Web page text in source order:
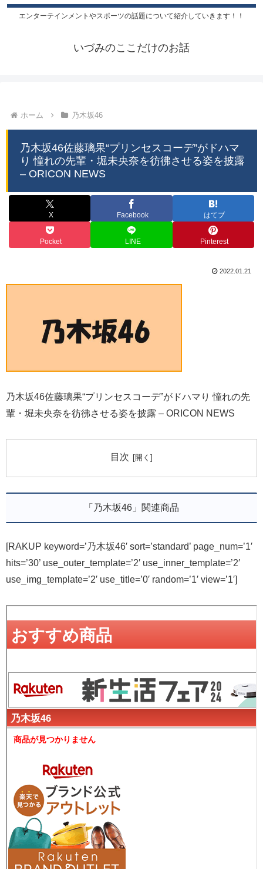
エンターテインメントやスポーツの話題について紹介していきます！！
いづみのここだけのお話
ホーム 乃木坂46
乃木坂46佐藤璃果“プリンセスコーデ”がドハマ
り 憧れの先輩・堀未央奈を彷彿させる姿を披露
– ORICON NEWS
X Facebook はてブ
Pocket LINE Pinterest
2022.01.21
乃木坂46佐藤璃果“プリンセスコーデ”がドハマり 憧れの先
輩・堀未央奈を彷彿させる姿を披露 – ORICON NEWS
目次
「乃木坂46」関連商品
[RAKUP keyword=’乃木坂46′ sort=’standard’ page_num=’1′
hits=’30’ use_outer_template=’2′ use_inner_template=’2′
use_img_template=’2′ use_title=’0′ random=’1′ view=’1′]